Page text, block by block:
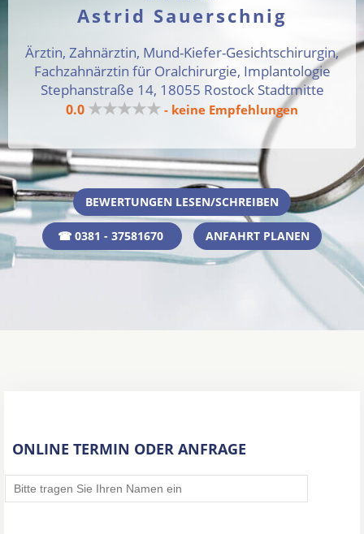
Astrid Sauerschnig
Ärztin, Zahnärztin, Mund-Kiefer-Gesichtschirurgin,
Fachzahnärztin für Oralchirurgie, Implantologie
Stephanstraße 14, 18055 Rostock Stadtmitte
0.0 ★★★★★ - keine Empfehlungen
BEWERTUNGEN LESEN/SCHREIBEN
☎ 0381 - 37581670 ANFAHRT PLANEN
ONLINE TERMIN ODER ANFRAGE